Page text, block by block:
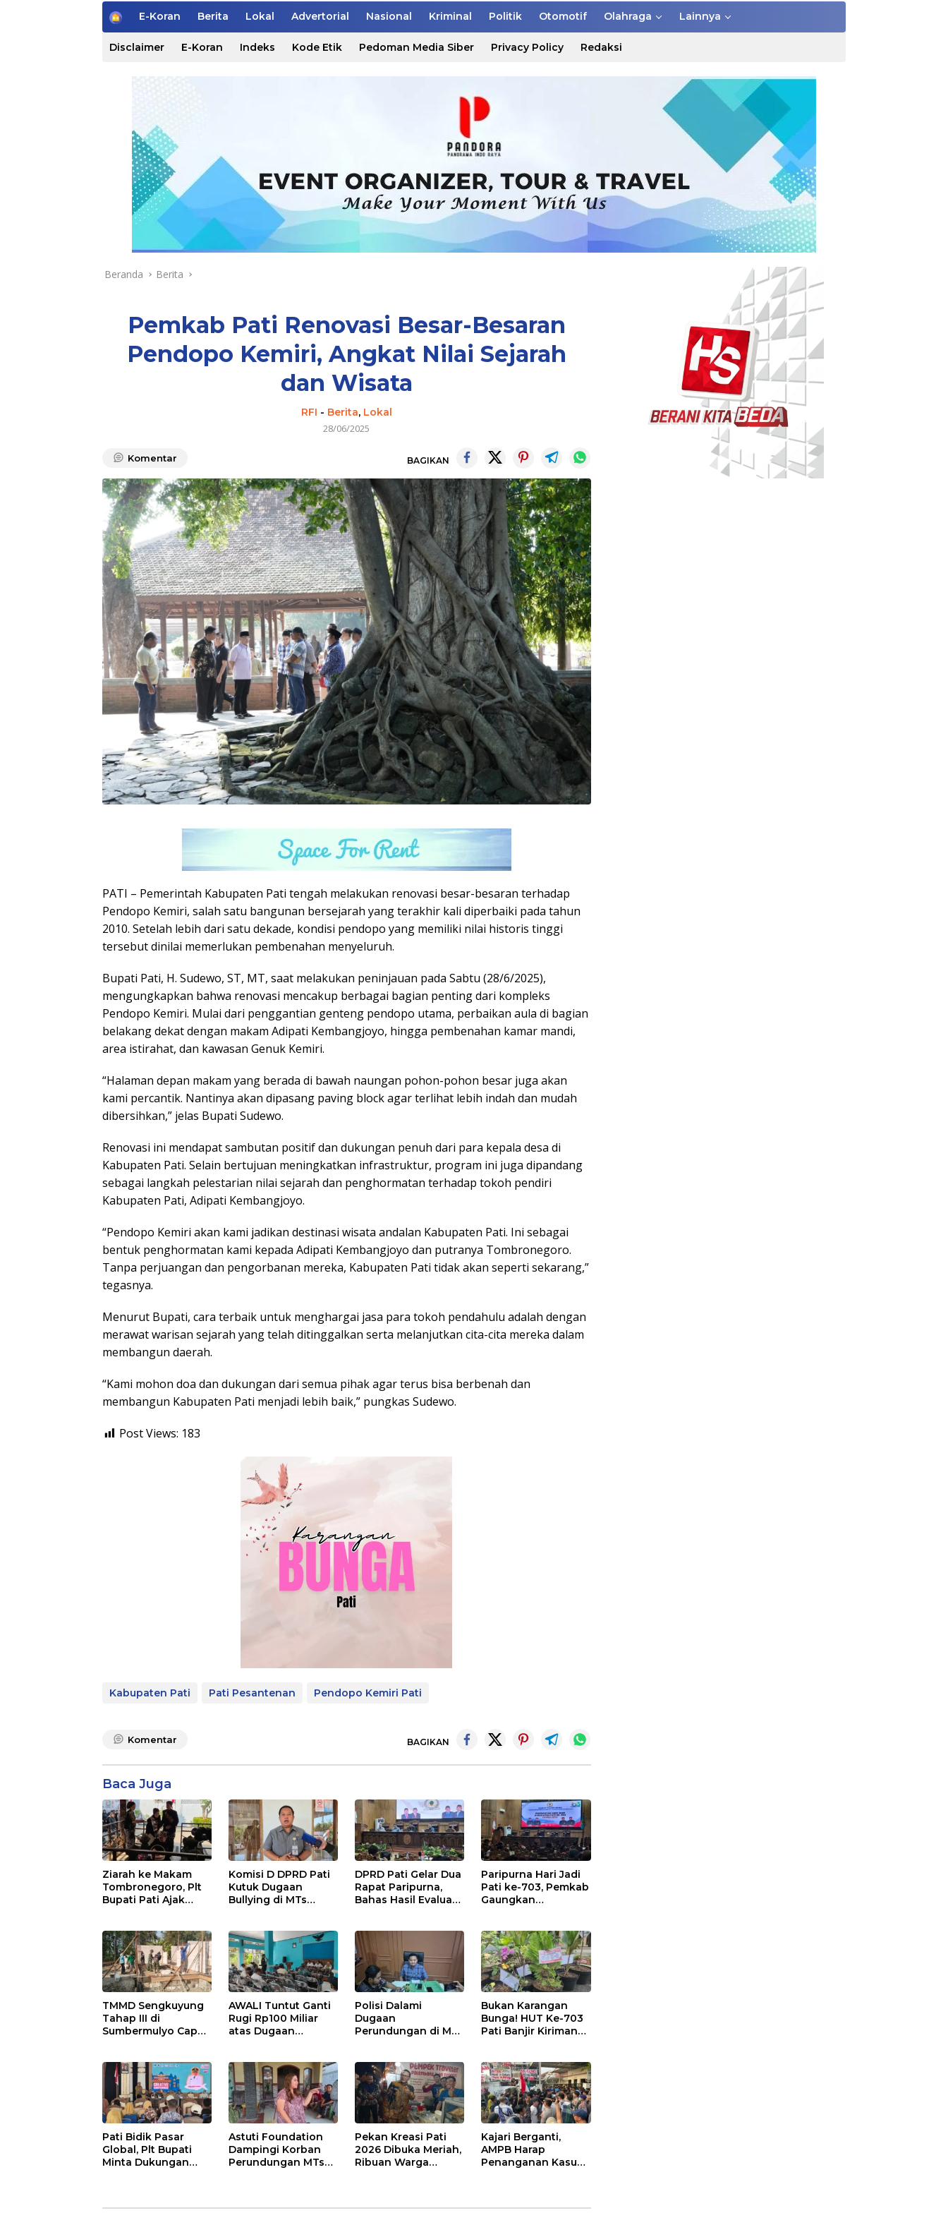
H
e
E-Koran Berita Lokal Advertorial Nasional Kriminal Politik Otomotif Olahraga Lainnya
Disclaimer E-Koran Indeks Kode Etik Pedoman Media Siber Privacy Policy Redaksi
Beranda Berita
Pemkab Pati Renovasi Besar-Besaran
Pendopo Kemiri, Angkat Nilai Sejarah
dan Wisata
RFI - Berita, Lokal
28/06/2025
Komentar BAGIKAN
PATI – Pemerintah Kabupaten Pati tengah melakukan renovasi besar-besaran terhadap
Pendopo Kemiri, salah satu bangunan bersejarah yang terakhir kali diperbaiki pada tahun
2010. Setelah lebih dari satu dekade, kondisi pendopo yang memiliki nilai historis tinggi
tersebut dinilai memerlukan pembenahan menyeluruh.
Bupati Pati, H. Sudewo, ST, MT, saat melakukan peninjauan pada Sabtu (28/6/2025),
mengungkapkan bahwa renovasi mencakup berbagai bagian penting dari kompleks
Pendopo Kemiri. Mulai dari penggantian genteng pendopo utama, perbaikan aula di bagian
belakang dekat dengan makam Adipati Kembangjoyo, hingga pembenahan kamar mandi,
area istirahat, dan kawasan Genuk Kemiri.
“Halaman depan makam yang berada di bawah naungan pohon-pohon besar juga akan
kami percantik. Nantinya akan dipasang paving block agar terlihat lebih indah dan mudah
dibersihkan,” jelas Bupati Sudewo.
Renovasi ini mendapat sambutan positif dan dukungan penuh dari para kepala desa di
Kabupaten Pati. Selain bertujuan meningkatkan infrastruktur, program ini juga dipandang
sebagai langkah pelestarian nilai sejarah dan penghormatan terhadap tokoh pendiri
Kabupaten Pati, Adipati Kembangjoyo.
“Pendopo Kemiri akan kami jadikan destinasi wisata andalan Kabupaten Pati. Ini sebagai
bentuk penghormatan kami kepada Adipati Kembangjoyo dan putranya Tombronegoro.
Tanpa perjuangan dan pengorbanan mereka, Kabupaten Pati tidak akan seperti sekarang,”
tegasnya.
Menurut Bupati, cara terbaik untuk menghargai jasa para tokoh pendahulu adalah dengan
merawat warisan sejarah yang telah ditinggalkan serta melanjutkan cita-cita mereka dalam
membangun daerah.
“Kami mohon doa dan dukungan dari semua pihak agar terus bisa berbenah dan
membangun Kabupaten Pati menjadi lebih baik,” pungkas Sudewo.
Post Views: 183
Kabupaten Pati Pati Pesantenan Pendopo Kemiri Pati
Komentar BAGIKAN
Baca Juga
Ziarah ke Makam
Tombronegoro, Plt
Bupati Pati Ajak
Wujudkan
Pelayanan Publik
Berkualitas
Komisi D DPRD Pati
Kutuk Dugaan
Bullying di MTs
DPRD Pati Gelar Dua
Rapat Paripurna,
Bahas Hasil Evaluasi
Anggaran 2026
Paripurna Hari Jadi
Pati ke-703, Pemkab
Gaungkan
Kamajengan”
TMMD Sengkuyung
Tahap III di
Sumbermulyo Capai
Rampung 100
Persen
AWALI Tuntut Ganti
Rugi Rp100 Miliar
atas Dugaan
Tindak Lanjuti
Polisi Dalami
Dugaan
Perundungan di MTs
Telah Diperiksa
Bukan Karangan
Bunga! HUT Ke-703
Pati Banjir Kiriman
Ramah Lingkungan
Pati Bidik Pasar
Global, Plt Bupati
Minta Dukungan
Astuti Foundation
Dampingi Korban
Perundungan MTs
Pekan Kreasi Pati
2026 Dibuka Meriah,
Ribuan Warga
Kajari Berganti,
AMPB Harap
Penanganan Kasus